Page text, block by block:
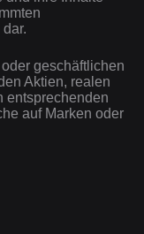
geschäftlichen
Aktien, realen
entsprechenden
auf Marken oder